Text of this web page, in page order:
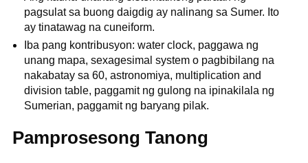
pagsulat sa buong daigdig ay nalinang sa Sumer. Ito
ay tinatawag na cuneiform.
Iba pang kontribusyon: water clock, paggawa ng
unang mapa, sexagesimal system o pagbibilang na
nakabatay sa 60, astronomiya, multiplication and
division table, paggamit ng gulong na ipinakilala ng
Sumerian, paggamit ng baryang pilak.
Pamprosesong Tanong